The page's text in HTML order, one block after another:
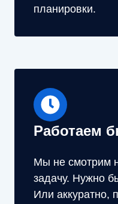
планировки.
Работаем
Мы не смотрим
задачу. Нужно
Или аккуратно,